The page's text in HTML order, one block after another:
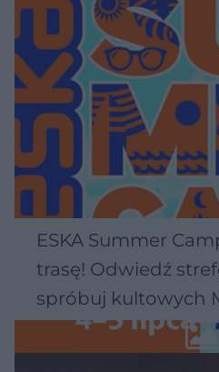
ESKA Summer
trasę! Odwiedź
spróbuj kultowych
Wawelu